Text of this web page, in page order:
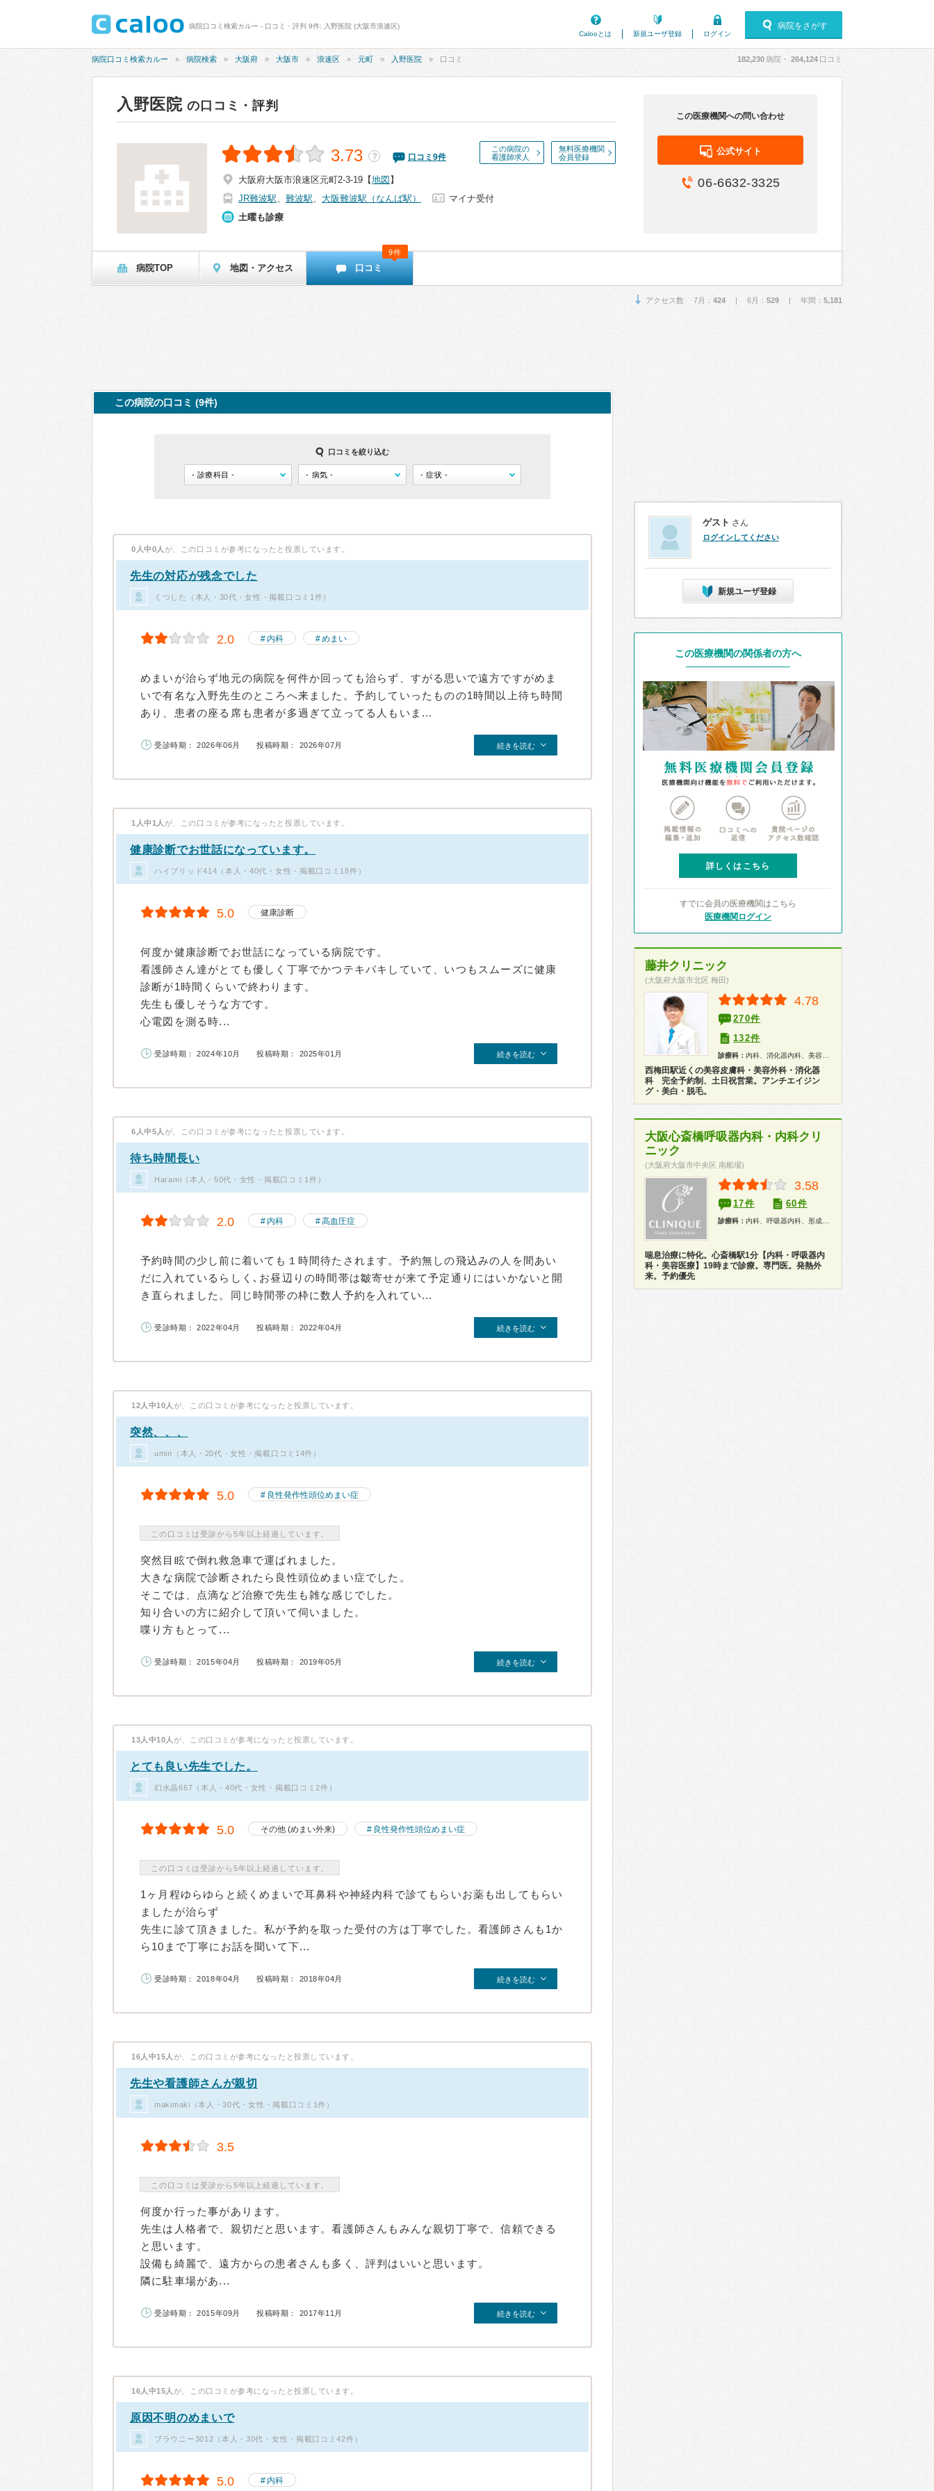
病院口コミ検索カルー - 口コミ・評判 9件: 入野医院 (大阪市浪速区)
Calooとは
新規ユーザ登録 ログイン
病院をさがす
病院口コミ検索カルー 病院検索 大阪府 大阪市 浪速区 元町 入野医院 口コミ 182,230病院・ 264,124 口コミ
入野医院 の口コミ・評判
この病院の
看護師求人
無料医療機関
会員登録
3.73 ？ 口コミ 9件
大阪府大阪市浪速区元町2-3-19 【地図 】
JR難波駅、 難波駅、 大阪難波駅（なんば駅）
マイナ受付
土曜も診療
この医療機関への問い合わせ
公式サイト
06-6632-3325
病院TOP 地図・アクセス 口コミ
9件
アクセス数 7月： 424 | 6月： 529 | 年間： 5,181
この病院の口コミ (9件)
口コミを絞り込む
0人中0人 が、この口コミが参考になったと投票しています。
先生の対応が残念でした
くつした（本人・30代・女性・掲載口コミ1件）
2.0 内科 めまい
めまいが治らず地元の病院を何件か回っても治らず、すがる思いで遠方ですがめま
いで有名な入野先生のところへ来ました。予約していったものの1時間以上待ち時間
あり、患者の座る席も患者が多過ぎて立ってる人もいま...
受診時期： 2026年06月 投稿時期： 2026年07月 続きを読む
1人中1人 が、この口コミが参考になったと投票しています。
健康診断でお世話になっています。
ハイブリッド414（本人・40代・女性・掲載口コミ18件）
5.0 健康診断
何度か健康診断でお世話になっている病院です。
看護師さん達がとても優しく丁寧でかつテキパキしていて、いつもスムーズに健康
診断が1時間くらいで終わります。
先生も優しそうな方です。
心電図を測る時...
受診時期： 2024年10月 投稿時期： 2025年01月 続きを読む
6人中5人 が、この口コミが参考になったと投票しています。
待ち時間長い
Harami（本人・50代・女性・掲載口コミ1件）
2.0 内科 高血圧症
予約時間の少し前に着いても１時間待たされます。予約無しの飛込みの人を間あい
だに入れているらしく､お昼辺りの時間帯は皺寄せが来て予定通りにはいかないと開
き直られました。同じ時間帯の枠に数人予約を入れてい...
受診時期： 2022年04月 投稿時期： 2022年04月 続きを読む
12人中10人 が、この口コミが参考になったと投票しています。
突然、、、
umin（本人・20代・女性・掲載口コミ14件）
5.0 良性発作性頭位めまい症
この口コミは受診から5年以上経過しています。
突然目眩で倒れ救急車で運ばれました。
大きな病院で診断されたら良性頭位めまい症でした。
そこでは、点滴など治療で先生も雑な感じでした。
知り合いの方に紹介して頂いて伺いました。
喋り方もとって...
受診時期： 2015年04月 投稿時期： 2019年05月 続きを読む
13人中10人 が、この口コミが参考になったと投票しています。
とても良い先生でした。
幻水晶667（本人・40代・女性・掲載口コミ2件）
5.0 その他 (めまい外来) 良性発作性頭位めまい症
この口コミは受診から5年以上経過しています。
1ヶ月程ゆらゆらと続くめまいで耳鼻科や神経内科で診てもらいお薬も出してもらい
ましたが治らず
先生に診て頂きました。私が予約を取った受付の方は丁寧でした。看護師さんも1か
ら10まで丁寧にお話を聞いて下...
受診時期： 2018年04月 投稿時期： 2018年04月 続きを読む
16人中15人 が、この口コミが参考になったと投票しています。
先生や看護師さんが親切
makimaki（本人・30代・女性・掲載口コミ1件）
3.5
この口コミは受診から5年以上経過しています。
何度か行った事があります。
先生は人格者で、親切だと思います。看護師さんもみんな親切丁寧で、信頼できる
と思います。
設備も綺麗で、遠方からの患者さんも多く、評判はいいと思います。
隣に駐車場があ...
受診時期： 2015年09月 投稿時期： 2017年11月 続きを読む
16人中15人 が、この口コミが参考になったと投票しています。
原因不明のめまいで
ブラウニー3012（本人・30代・女性・掲載口コミ42件）
5.0 内科
ゲスト さん
ログインしてください
新規ユーザ登録
この医療機関の関係者の方へ
詳しくはこちら
すでに会員の医療機関はこちら
医療機関ログイン
藤井クリニック
(大阪府大阪市北区 梅田)
4.78
270件
132件
診療科： 内科、消化器内科、美容外科、皮膚科、美容皮膚科、内視鏡
西梅田駅近くの美容皮膚科・美容外科・消化器
科 完全予約制、土日祝営業。アンチエイジン
グ・美白・脱毛。
大阪心斎橋呼吸器内科・内科クリ
ニック
(大阪府大阪市中央区 南船場)
3.58
17件 60件
診療科： 内科、呼吸器内科、形成外科、美容外科、皮膚科、美容皮膚科
喘息治療に特化。心斎橋駅1分【内科・呼吸器内
科・美容医療】19時まで診療。専門医。発熱外
来。予約優先